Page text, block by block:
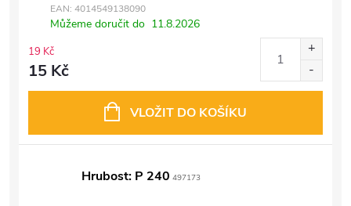
EAN: 4014549138090
Můžeme doručit do 11.8.2026
19 Kč
15 Kč
VLOŽIT DO KOŠÍKU
Hrubost: P 240 497173